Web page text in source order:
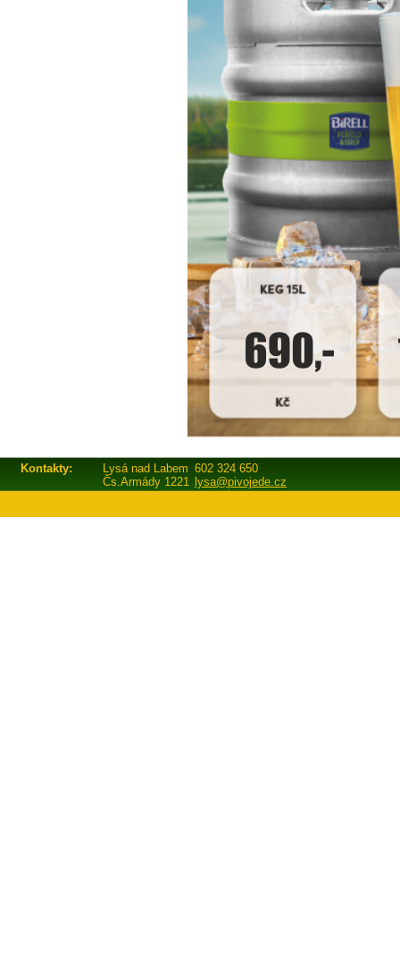
Kontakty: Lysá nad Labem 602 324 650
Čs.Armády 1221 lysa@pivojede.cz